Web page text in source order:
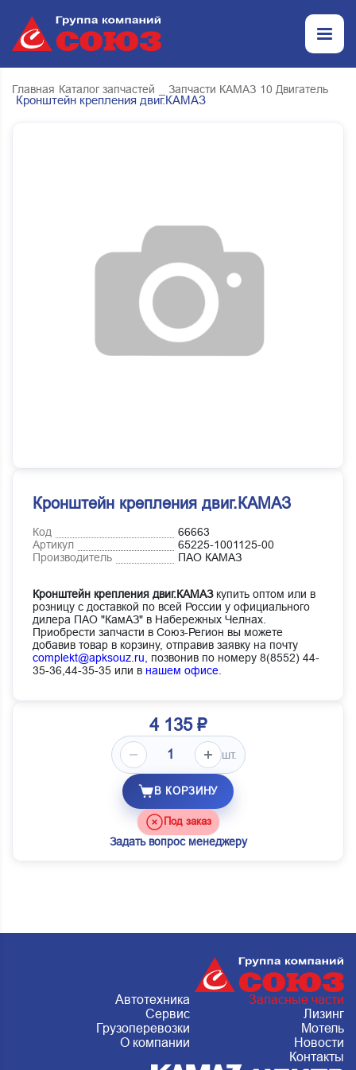
Главная Каталог запчастей _ Запчасти КАМАЗ 10 Двигатель
Кронштейн крепления двиг.КАМАЗ
Кронштейн крепления двиг.КАМАЗ
Код
66663
Артикул
65225-1001125-00
Производитель
ПАО КАМАЗ
Кронштейн крепления двиг.КАМАЗкупить оптом или в
розницу с доставкой по всей России у официального
дилера ПАО "КамАЗ" в Набережных Челнах.
Приобрести запчасти в Союз-Регион вы можете
добавив товар в корзину, отправив заявку на почту
complekt@apksouz.ru,
позвонив по номеру 8(8552) 44-
35-36,44-35-35 или в нашем офисе
4 135 ₽
шт.
В КОРЗИНУ
Под заказ
Задать вопрос менеджеру
Автотехника
Запасные части
Сервис
Лизинг
Грузоперевозки
Мотель
О компании
Новости
Контакты